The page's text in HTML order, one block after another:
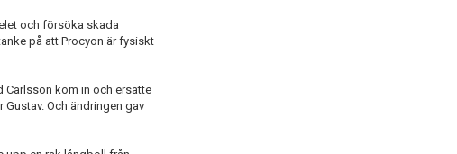
och försöka skada
på att Procyon är fysiskt
Carlsson kom in och ersatte
Och ändringen gav